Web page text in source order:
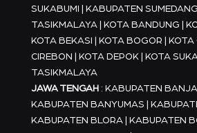
SUKABUMI | KABUPATEN
TASIKMALAYA | KOTA BANDUNG |
KOTA BEKASI | KOTA BOGOR | KOTA
CIREBON | KOTA DEPOK | KOTA
TASIKMALAYA
JAWA TENGAH : KABUPATEN
KABUPATEN BANYUMAS |
KABUPATEN BLORA | KABUPATEN